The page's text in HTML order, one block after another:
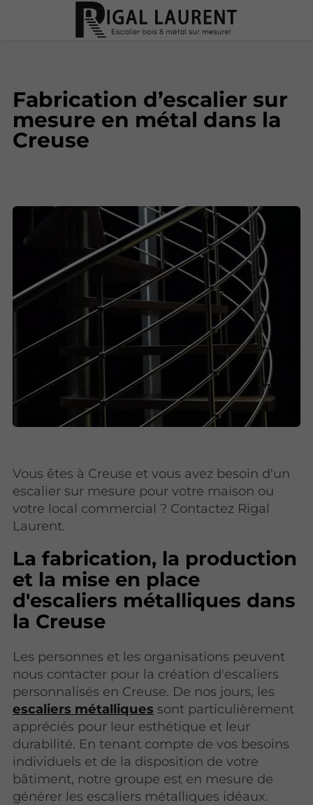
Fabrication d’escalier sur
mesure en métal dans la
Creuse
Vous êtes à Creuse et vous avez besoin d'un
escalier sur mesure pour votre maison ou
votre local commercial ? Contactez Rigal
Laurent.
La fabrication, la production
et la mise en place
d'escaliers métalliques dans
la Creuse
Les personnes et les organisations peuvent
nous contacter pour la création d'escaliers
personnalisés en Creuse. De nos jours, les
escaliers métalliques sont particulièrement
appréciés pour leur esthétique et leur
durabilité. En tenant compte de vos besoins
individuels et de la disposition de votre
bâtiment, notre groupe est en mesure de
générer les escaliers métalliques idéaux.